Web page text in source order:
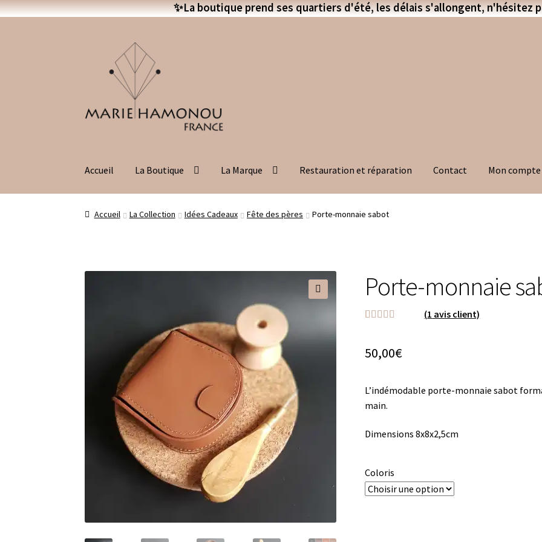
✨La boutique prend ses quartiers d'été, les délais s'allongent, n'hésitez
navigation
contenu
Accueil La Boutique La Marque Restauration et réparation Contact Mon compte
Accueil La Collection Idées Cadeaux Fête des pères Porte-monnaie sabot
Porte-monnaie
notation
(1 avis client)
50,00€
L’indémodable porte-monnaie sabot
main.
Dimensions 8x8x2,5cm
Coloris